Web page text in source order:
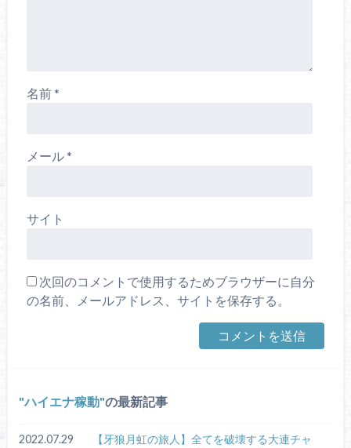
名前*
メール*
サイト
次回のコメントで使用するためブラウザーに自分
の名前、メールアドレス、サイトを保存する。
ハイエナ稼動 の最新記事
2022.07.29
【牙狼月虹の旅人】全てを破壊する大連チャ